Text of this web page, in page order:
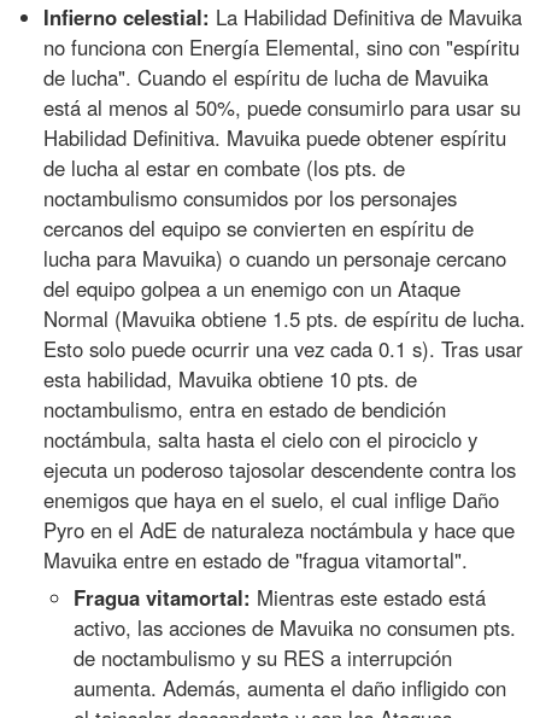
Infierno celestial: La Habilidad Definitiva de Mavuika
no funciona con Energía Elemental, sino con "espíritu
de lucha". Cuando el espíritu de lucha de Mavuika
está al menos al 50%, puede consumirlo para usar su
Habilidad Definitiva. Mavuika puede obtener espíritu
de lucha al estar en combate (los pts. de
noctambulismo consumidos por los personajes
cercanos del equipo se convierten en espíritu de
lucha para Mavuika) o cuando un personaje cercano
del equipo golpea a un enemigo con un Ataque
Normal (Mavuika obtiene 1.5 pts. de espíritu de lucha.
Esto solo puede ocurrir una vez cada 0.1 s). Tras usar
esta habilidad, Mavuika obtiene 10 pts. de
noctambulismo, entra en estado de bendición
noctámbula, salta hasta el cielo con el pirociclo y
ejecuta un poderoso tajosolar descendente contra los
enemigos que haya en el suelo, el cual inflige Daño
Pyro en el AdE de naturaleza noctámbula y hace que
Mavuika entre en estado de "fragua vitamortal".
Fragua vitamortal: Mientras este estado está
activo, las acciones de Mavuika no consumen pts.
de noctambulismo y su RES a interrupción
aumenta. Además, aumenta el daño infligido con